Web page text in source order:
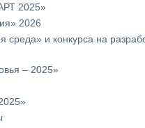
2025»
2026
и конкурса на
– 2025»